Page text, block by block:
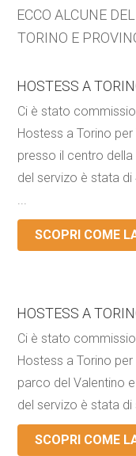
ECCO ALCUNE
TORINO E
HOSTESS A
Ci è stato
Hostess a Torino
presso il centro
del servizo è stata
...
SCOPRI COME
HOSTESS A
Ci è stato
Hostess a Torino
parco del Valentino
del servizo è stata di
SCOPRI COME